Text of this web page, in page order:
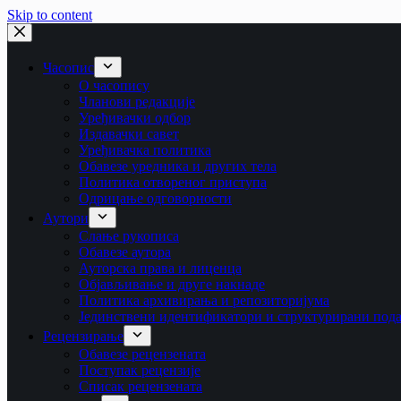
Skip to content
Часопис
О часопису
Чланови редакције
Уређивачки одбор
Издавачки савет
Уређивачка политика
Обавезе уредника и других тела
Пoлитикa oтвoрeнoг приступa
Одрицање одговорности
Аутори
Слање рукописа
Обавезе аутора
Ауторска права и лиценца
Објављивање и друге накнаде
Политика архивирања и репозиторијума
Јединствени идентификатори и структурирани
Рецензирање
Обавезе рецензената
Поступак рецензије
Списак рецензената